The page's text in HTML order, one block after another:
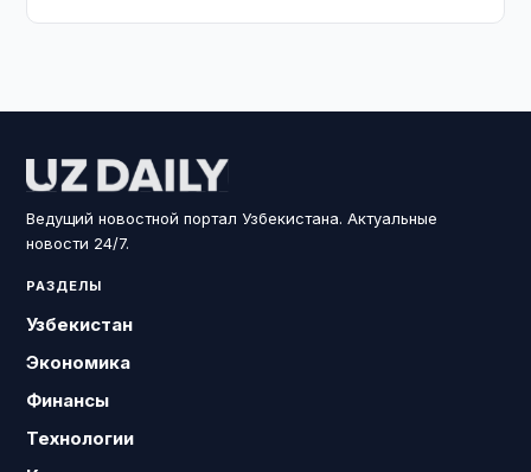
Ведущий новостной портал Узбекистана. Актуальные
новости 24/7.
РАЗДЕЛЫ
Узбекистан
Экономика
Финансы
Технологии